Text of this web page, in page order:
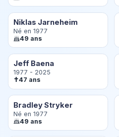
Niklas Jarneheim
Né en 1977
49 ans
Jeff Baena
1977 - 2025
✝47 ans
Bradley Stryker
Né en 1977
49 ans